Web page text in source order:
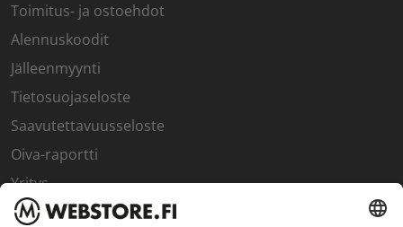
Toimitus- ja ostoehdot
Alennuskoodit
Jälleenmyynti
Tietosuojaseloste
Saavutettavuusseloste
Oiva-raportti
Yritys
SISÄPIIRI